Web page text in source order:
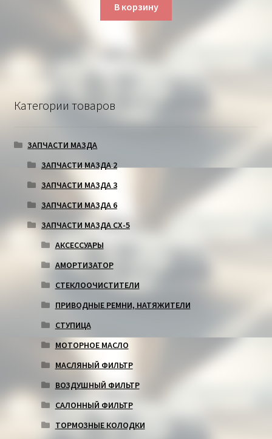
В корзину
Категории товаров
ЗАПЧАСТИ МАЗДА
ЗАПЧАСТИ МАЗДА 2
ЗАПЧАСТИ МАЗДА 3
ЗАПЧАСТИ МАЗДА 6
ЗАПЧАСТИ МАЗДА СХ-5
АКСЕССУАРЫ
АМОРТИЗАТОР
СТЕКЛООЧИСТИТЕЛИ
ПРИВОДНЫЕ РЕМНИ, НАТЯЖИТЕЛИ
СТУПИЦА
МОТОРНОЕ МАСЛО
МАСЛЯНЫЙ ФИЛЬТР
ВОЗДУШНЫЙ ФИЛЬТР
САЛОННЫЙ ФИЛЬТР
ТОРМОЗНЫЕ КОЛОДКИ